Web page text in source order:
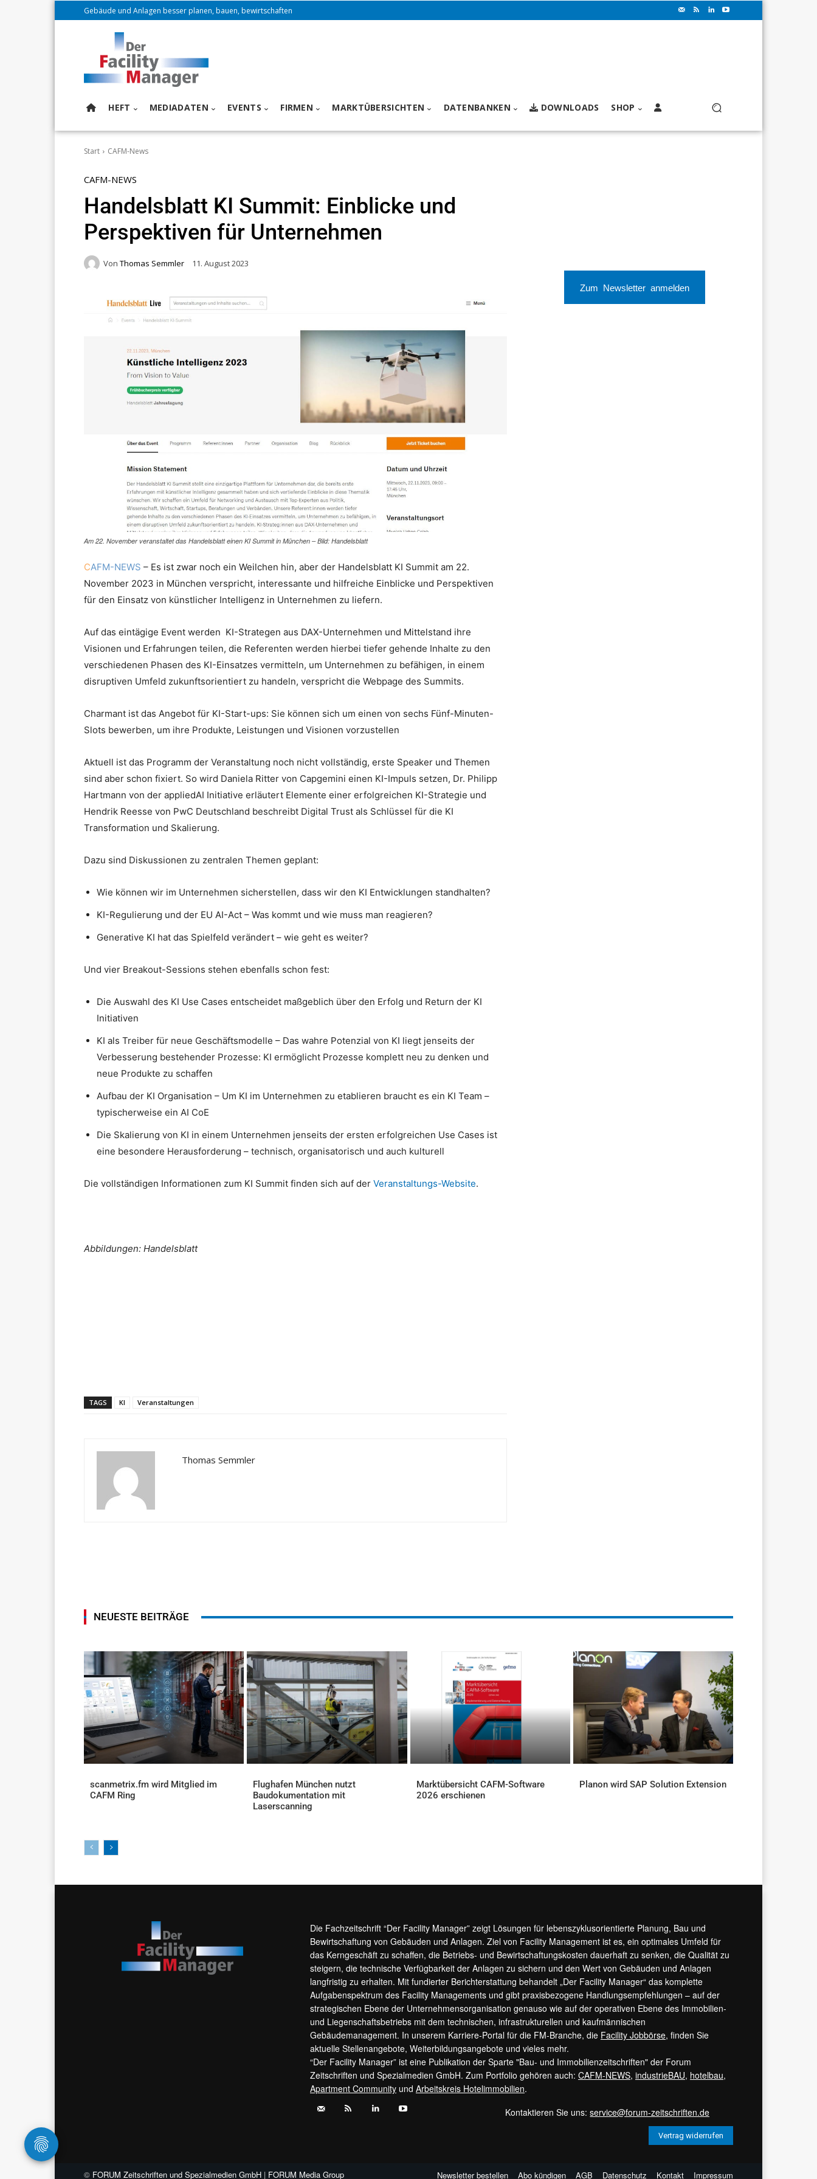
Gebäude und Anlagen besser planen, bauen, bewirtschaften
HEFT MEDIADATEN EVENTS FIRMEN MARKTÜBERSICHTEN DATENBANKEN DOWNLOADS SHOP
Start CAFM-News
CAFM-NEWS
Handelsblatt KI Summit: Einblicke und
Perspektiven für Unternehmen
Von Thomas Semmler 11. August 2023
Am 22. November veranstaltet das Handelsblatt einen KI Summit in München – Bild: Handelsblatt
CAFM-NEWS – Es ist zwar noch ein Weilchen hin, aber der Handelsblatt KI Summit am 22.
November 2023 in München verspricht, interessante und hilfreiche Einblicke und Perspektiven
für den Einsatz von künstlicher Intelligenz in Unternehmen zu liefern.
Auf das eintägige Event werden KI-Strategen aus DAX-Unternehmen und Mittelstand ihre
Visionen und Erfahrungen teilen, die Referenten werden hierbei tiefer gehende Inhalte zu den
verschiedenen Phasen des KI-Einsatzes vermitteln, um Unternehmen zu befähigen, in einem
disruptiven Umfeld zukunftsorientiert zu handeln, verspricht die Webpage des Summits.
Charmant ist das Angebot für KI-Start-ups: Sie können sich um einen von sechs Fünf-Minuten-
Slots bewerben, um ihre Produkte, Leistungen und Visionen vorzustellen
Aktuell ist das Programm der Veranstaltung noch nicht vollständig, erste Speaker und Themen
sind aber schon fixiert. So wird Daniela Ritter von Capgemini einen KI-Impuls setzen, Dr. Philipp
Hartmann von der appliedAI Initiative erläutert Elemente einer erfolgreichen KI-Strategie und
Hendrik Reesse von PwC Deutschland beschreibt Digital Trust als Schlüssel für die KI
Transformation und Skalierung.
Dazu sind Diskussionen zu zentralen Themen geplant:
Wie können wir im Unternehmen sicherstellen, dass wir den KI Entwicklungen standhalten?
KI-Regulierung und der EU AI-Act – Was kommt und wie muss man reagieren?
Generative KI hat das Spielfeld verändert – wie geht es weiter?
Und vier Breakout-Sessions stehen ebenfalls schon fest:
Die Auswahl des KI Use Cases entscheidet maßgeblich über den Erfolg und Return der KI
Initiativen
KI als Treiber für neue Geschäftsmodelle – Das wahre Potenzial von KI liegt jenseits der
Verbesserung bestehender Prozesse: KI ermöglicht Prozesse komplett neu zu denken und
neue Produkte zu schaffen
Aufbau der KI Organisation – Um KI im Unternehmen zu etablieren braucht es ein KI Team –
typischerweise ein AI CoE
Die Skalierung von KI in einem Unternehmen jenseits der ersten erfolgreichen Use Cases ist
eine besondere Herausforderung – technisch, organisatorisch und auch kulturell
Die vollständigen Informationen zum KI Summit finden sich auf der Veranstaltungs-Website.
Abbildungen: Handelsblatt
TAGS KI Veranstaltungen
Thomas Semmler
Zum Newsletter anmelden
NEUESTE BEITRÄGE
scanmetrix.fm wird Mitglied im
CAFM Ring
Flughafen München nutzt
Baudokumentation mit
Laserscanning
Marktübersicht CAFM-Software
2026 erschienen
Planon wird SAP Solution Extension
Die Fachzeitschrift “Der Facility Manager” zeigt Lösungen für lebenszyklusorientierte Planung, Bau und
Bewirtschaftung von Gebäuden und Anlagen. Ziel von Facility Management ist es, ein optimales Umfeld für
das Kerngeschäft zu schaffen, die Betriebs- und Bewirtschaftungskosten dauerhaft zu senken, die Qualität zu
steigern, die technische Verfügbarkeit der Anlagen zu sichern und den Wert von Gebäuden und Anlagen
langfristig zu erhalten. Mit fundierter Berichterstattung behandelt „Der Facility Manager“ das komplette
Aufgabenspektrum des Facility Managements und gibt praxisbezogene Handlungsempfehlungen – auf der
strategischen Ebene der Unternehmensorganisation genauso wie auf der operativen Ebene des Immobilien-
und Liegenschaftsbetriebs mit dem technischen, infrastrukturellen und kaufmännischen
Gebäudemanagement. In unserem Karriere-Portal für die FM-Branche, die Facility Jobbörse, finden Sie
aktuelle Stellenangebote, Weiterbildungsangebote und vieles mehr.
“Der Facility Manager” ist eine Publikation der Sparte "Bau- und Immobilienzeitschriften" der Forum
Zeitschriften und Spezialmedien GmbH. Zum Portfolio gehören auch: CAFM-NEWS, industrieBAU, hotelbau,
Apartment Community und Arbeitskreis Hotelimmobilien.
Kontaktieren Sie uns:service@forum-zeitschriften.de
Vertrag widerrufen
© FORUM Zeitschriften und Spezialmedien GmbH | FORUM Media Group Newsletter bestellen Abo kündigen AGB Datenschutz Kontakt Impressum